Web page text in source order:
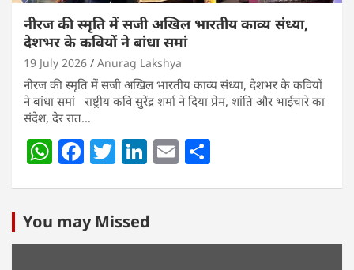
नीरज की स्मृति में सजी अखिल भारतीय काव्य संध्या,
देशभर के कवियों ने बांधा समां
19 July 2026 Anurag Lakshya
नीरज की स्मृति में सजी अखिल भारतीय काव्य संध्या, देशभर के कवियों
ने बांधा समां राष्ट्रीय कवि सुरेंद्र शर्मा ने दिया प्रेम, शांति और भाईचारे का
संदेश, देर रात…
W
s
A
F
e
b
T
er
Li
e
dI
E
You may Missed